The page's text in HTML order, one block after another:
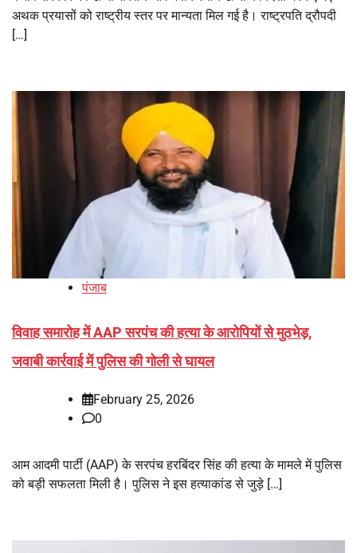
अथक प्रयासों को राष्ट्रीय स्तर पर मान्यता मिल गई है। राष्ट्रपति द्रौपदी
[…]
पंजाब
विवाह समारोह में AAP सरपंच की हत्या के आरोपियों से मुठभेड़,
जवाबी कार्रवाई में पुलिस की गोली से घायल
February 25, 2026
0
आम आदमी पार्टी (AAP) के सरपंच हरबिंदर सिंह की हत्या के मामले में पुलिस
को बड़ी सफलता मिली है। पुलिस ने इस हत्याकांड से जुड़े […]